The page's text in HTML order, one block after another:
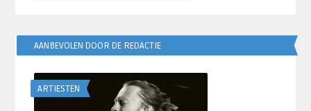
AANBEVOLEN DOOR DE REDACTIE
ARTIESTEN